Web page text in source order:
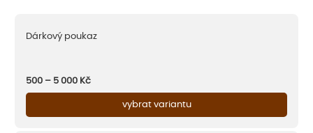
Dárkový poukaz
500 – 5 000 Kč
vybrat variantu